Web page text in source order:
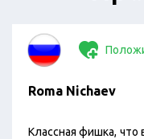
Roma Nichaev
Классная фишка, что